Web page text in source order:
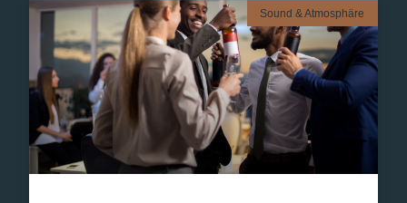
Sound & Atmosphäre